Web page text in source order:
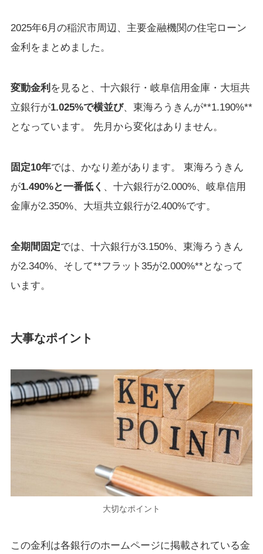
2025年6月の稲沢市周辺、主要金融機関の住宅ローン
金利をまとめました。
変動金利 を見ると、十六銀行・岐阜信用金庫・大垣共
立銀行が1.025%で横並び、東海ろうきんが**1.190%**
となっています。 先月から変化はありません。
固定10年では、かなり差があります。 東海ろうきん
が1.490%と一番低く 、十六銀行が2.000%、岐阜信用
金庫が2.350%、大垣共立銀行が2.400%です。
全期間固定では、十六銀行が3.150%、東海ろうきん
が2.340%、そして**フラット35が2.000%**となって
います。
大事なポイント
大切なポイント
この金利は各銀行のホームページに掲載されている金